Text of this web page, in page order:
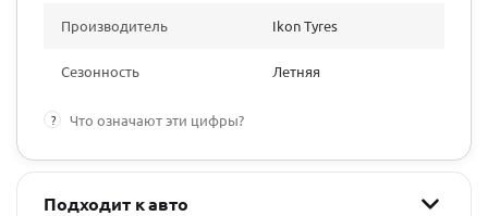
Производитель Ikon Tyres
Сезонность Летняя
? Что означают эти цифры?
Подходит к авто